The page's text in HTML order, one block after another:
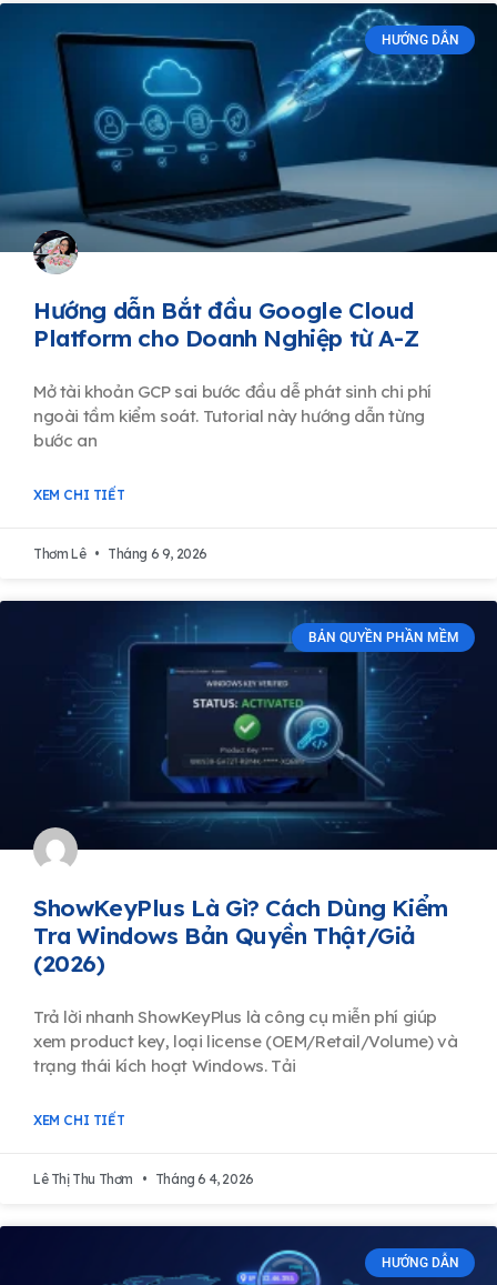
HƯỚNG DẪN
Hướng dẫn Bắt đầu Google Cloud
Platform cho Doanh Nghiệp từ A-Z
Mở tài khoản GCP sai bước đầu dễ phát sinh chi phí
ngoài tầm kiểm soát. Tutorial này hướng dẫn từng
bước an
XEM CHI TIẾT
Thơm Lê Tháng 6 9, 2026
BẢN QUYỀN PHẦN MỀM
ShowKeyPlus Là Gì? Cách Dùng Kiểm
Tra Windows Bản Quyền Thật/Giả
(2026)
Trả lời nhanh ShowKeyPlus là công cụ miễn phí giúp
xem product key, loại license (OEM/Retail/Volume) và
trạng thái kích hoạt Windows. Tải
XEM CHI TIẾT
Lê Thị Thu Thơm Tháng 6 4, 2026
HƯỚNG DẪN